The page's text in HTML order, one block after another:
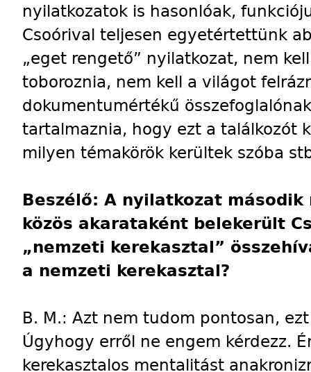
nyilatkozatok is hasonlóak,
Csoórival teljesen egyetértettünk
„eget rengető” nyilatkozat, nem
toboroznia, nem kell a világot
dokumentumértékű
tartalmaznia, hogy ezt a találkozót
milyen témakörök kerültek szóba
Beszélő: A nyilatkozat
közös akarataként belekerült
„nemzeti kerekasztal”
a nemzeti kerekasztal?
B. M.: Azt nem tudom pontosan,
Úgyhogy erről ne engem kérdezz.
kerekasztalos mentalitást